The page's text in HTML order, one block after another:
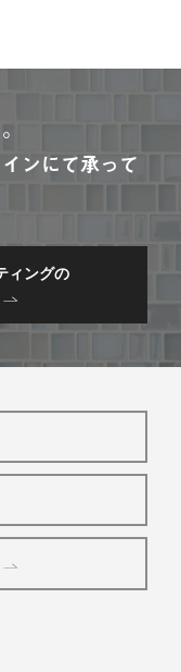
ンにて承って
ィングの